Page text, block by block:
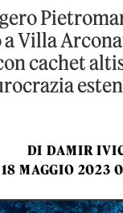
a Villa
cachet
DI DAMIR
18 MAGGIO 2023